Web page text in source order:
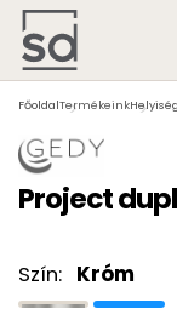
FőoldalTermékeink
Project
Szín: Króm